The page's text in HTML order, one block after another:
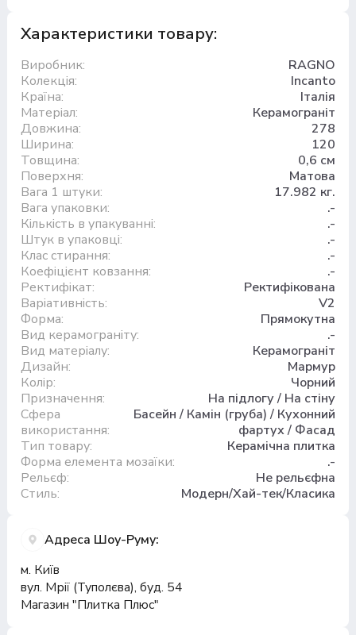
Характеристики товару:
Виробник:
RAGNO
Колекція:
Incanto
Країна:
Італія
Матеріал:
Керамограніт
Довжина:
278
Ширина:
120
Товщина:
0,6 см
Поверхня:
Матова
Вага 1 штуки:
17.982 кг.
Вага упаковки:
.-
Кількість в упакуванні:
.-
Штук в упаковці:
.-
Клас стирання:
.-
Коефіцієнт ковзання:
.-
Ректифікат:
Ректифікована
Варіативність:
V2
Форма:
Прямокутна
Вид керамограніту:
.-
Вид матеріалу:
Керамограніт
Дизайн:
Мармур
Колір:
Чорний
Призначення:
На підлогу / На стіну
Сфера
використання:
Басейн / Камін (груба) / Кухонний
фартух / Фасад
Тип товару:
Керамічна плитка
Форма елемента мозаїки:
.-
Рельєф:
Не рельєфна
Стиль:
Модерн/Хай-тек/Класика
Адреса Шоу-Руму:
м. Київ
вул. Мрії (Туполєва), буд. 54
Магазин "Плитка Плюс"